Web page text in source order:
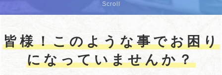
Scroll
皆様！このような事でお困り
になっていませんか？